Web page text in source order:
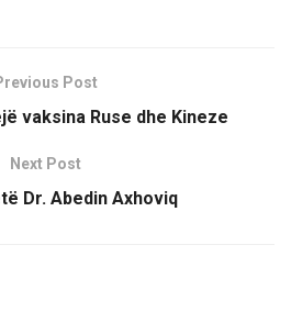
Post
vaksina Ruse dhe Kineze
Next Post
Dr. Abedin Axhoviq